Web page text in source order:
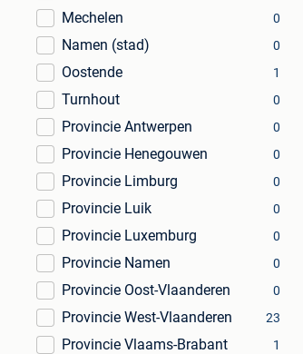
Mechelen 0
Namen (stad) 0
Oostende 1
Turnhout 0
Provincie Antwerpen 0
Provincie Henegouwen 0
Provincie Limburg 0
Provincie Luik 0
Provincie Luxemburg 0
Provincie Namen 0
Provincie Oost-Vlaanderen 0
Provincie West-Vlaanderen 23
Provincie Vlaams-Brabant 1